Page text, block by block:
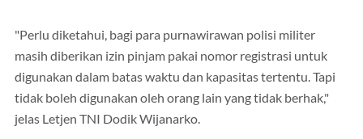
"Perlu diketahui, bagi para purnawirawan polisi militer
masih diberikan izin pinjam pakai nomor registrasi untuk
digunakan dalam batas waktu dan kapasitas tertentu. Tapi
tidak boleh digunakan oleh orang lain yang tidak berhak,"
jelas Letjen TNI Dodik Wijanarko.